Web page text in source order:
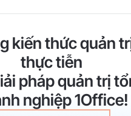
kiến thức quản
thực tiễn
pháp quản trị
nghiệp 1Office!